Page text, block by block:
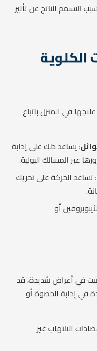
التسمم الناتج عن تأثير
في المنزل باتباع
: يساعد ذلك على إذابة
عبر المسالك البولية.
: تساعد الحركة على تحريك
أو
في أعراض شديدة، قد
في إذابة الحصوة أو
الالتهاب غير